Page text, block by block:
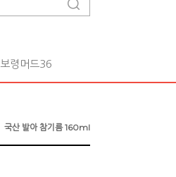
보령머드36
국산 발아 참기름 160ml